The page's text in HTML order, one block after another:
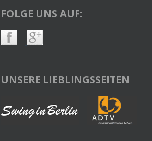
FOLGE UNS AUF:
UNSERE LIEBLINGSSEITEN